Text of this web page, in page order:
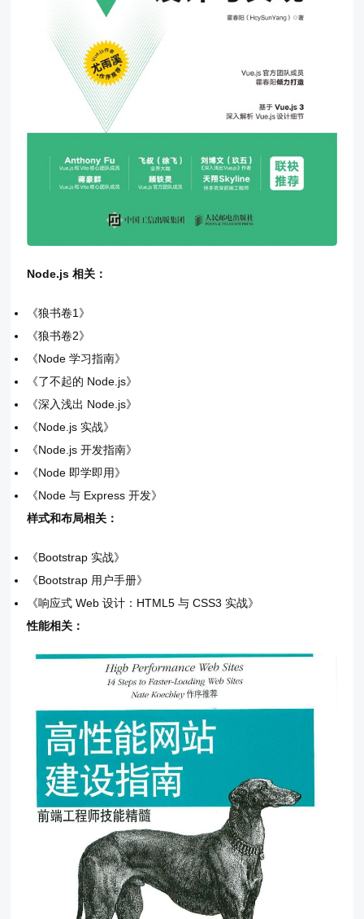
Node.js 相关：
《狼书卷1》
《狼书卷2》
《Node 学习指南》
《了不起的 Node.js》
《深入浅出 Node.js》
《Node.js 实战》
《Node.js 开发指南》
《Node 即学即用》
《Node 与 Express 开发》
样式和布局相关：
《Bootstrap 实战》
《Bootstrap 用户手册》
《响应式 Web 设计：HTML5 与 CSS3 实战》
性能相关：